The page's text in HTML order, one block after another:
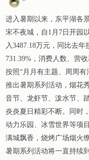
进入暑期以来，东平湖各
宋不夜城，自1月7日开园
入3487.18万元，同比去
731.39%，消费人数、营
按照“月月有主题、周周
推出暑期系列活动，烟花
音节、龙虾节、泼水节、
炎炎夏日精彩不断。同时
动力乐园、冰雪世界等项
满城飘香，烧烤广场烟火
暑期系列活动将一直持续